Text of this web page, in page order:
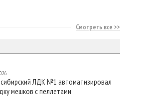
Смотреть все
ЛДК №1 автоматизировал
мешков с пеллетами